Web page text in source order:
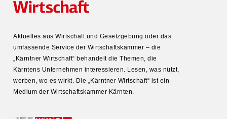
Aktuelles aus Wirtschaft und Gesetz­gebung oder das
umfas­sende Service der Wirtschafts­kammer – die
„Kärntner Wirtschaft“ behandelt die Themen, die
Kärntens Unter­nehmen inter­es­sieren. Lesen, was nützt,
werben, wo es wirkt. Die „Kärntner Wirtschaft“ ist ein
Medium der Wirtschafts­kammer Kärnten.